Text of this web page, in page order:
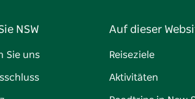
NSW
Sie uns
Auf dieser
Reiseziele
Aktivitäten